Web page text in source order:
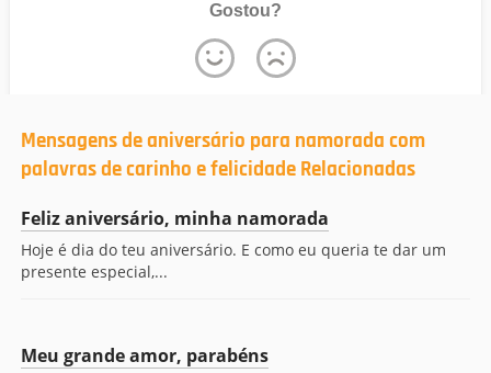
Gostou?
Mensagens de aniversário para namorada com
palavras de carinho e felicidade Relacionadas
Feliz aniversário, minha namorada
Hoje é dia do teu aniversário. E como eu queria te dar um
presente especial,...
Meu grande amor, parabéns